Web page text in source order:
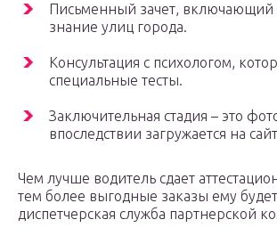
Письменный зачет, включающий
знание улиц города.
Консультация с психологом,
специальные тесты.
Заключительная стадия – это
впоследствии загружается на
Чем лучше водитель сдает
тем более выгодные заказы ему
диспетчерская служба партнерской